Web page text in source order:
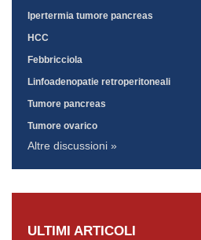
Ipertermia tumore pancreas
HCC
Febbricciola
Linfoadenopatie retroperitoneali
Tumore pancreas
Tumore ovarico
Altre discussioni »
ULTIMI ARTICOLI